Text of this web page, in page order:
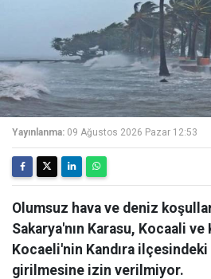
Yayınlanma: 09 Ağustos 2026 Pazar 12:53
Olumsuz hava ve deniz
Sakarya'nın Karasu, Kocaali
Kocaeli'nin Kandıra
girilmesine izin verilmiyor.